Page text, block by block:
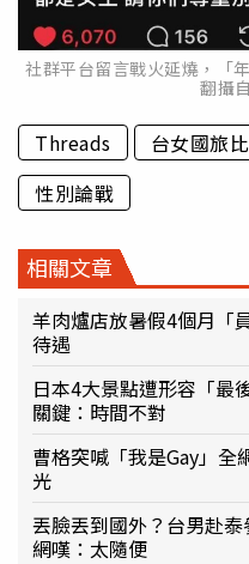
社群平台留言戰火延燒，「
翻攝
Threads 台女國旅
性別論戰
相關文章
羊肉爐店放暑假4個月
待遇
日本4大景點遭形容「
關鍵：時間不對
曹格突喊「我是Gay」
光
丟臉丟到國外？台男赴
網嘆：太隨便